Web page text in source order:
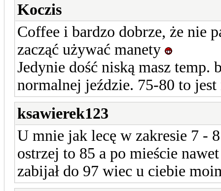
Koczis
Coffee i bardzo dobrze, że nie
zacząć używać manety
Jedynie dość niską masz temp.
normalnej jeździe. 75-80 to jest
ksawierek123
U mnie jak lecę w zakresie 7 -
ostrzej to 85 a po mieście
zabijał do 97 wiec u ciebie